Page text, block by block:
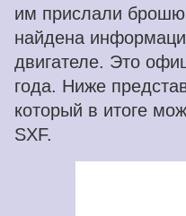
им прислали
найдена
двигателе. Это
года. Ниже
который в итоге
SXF.